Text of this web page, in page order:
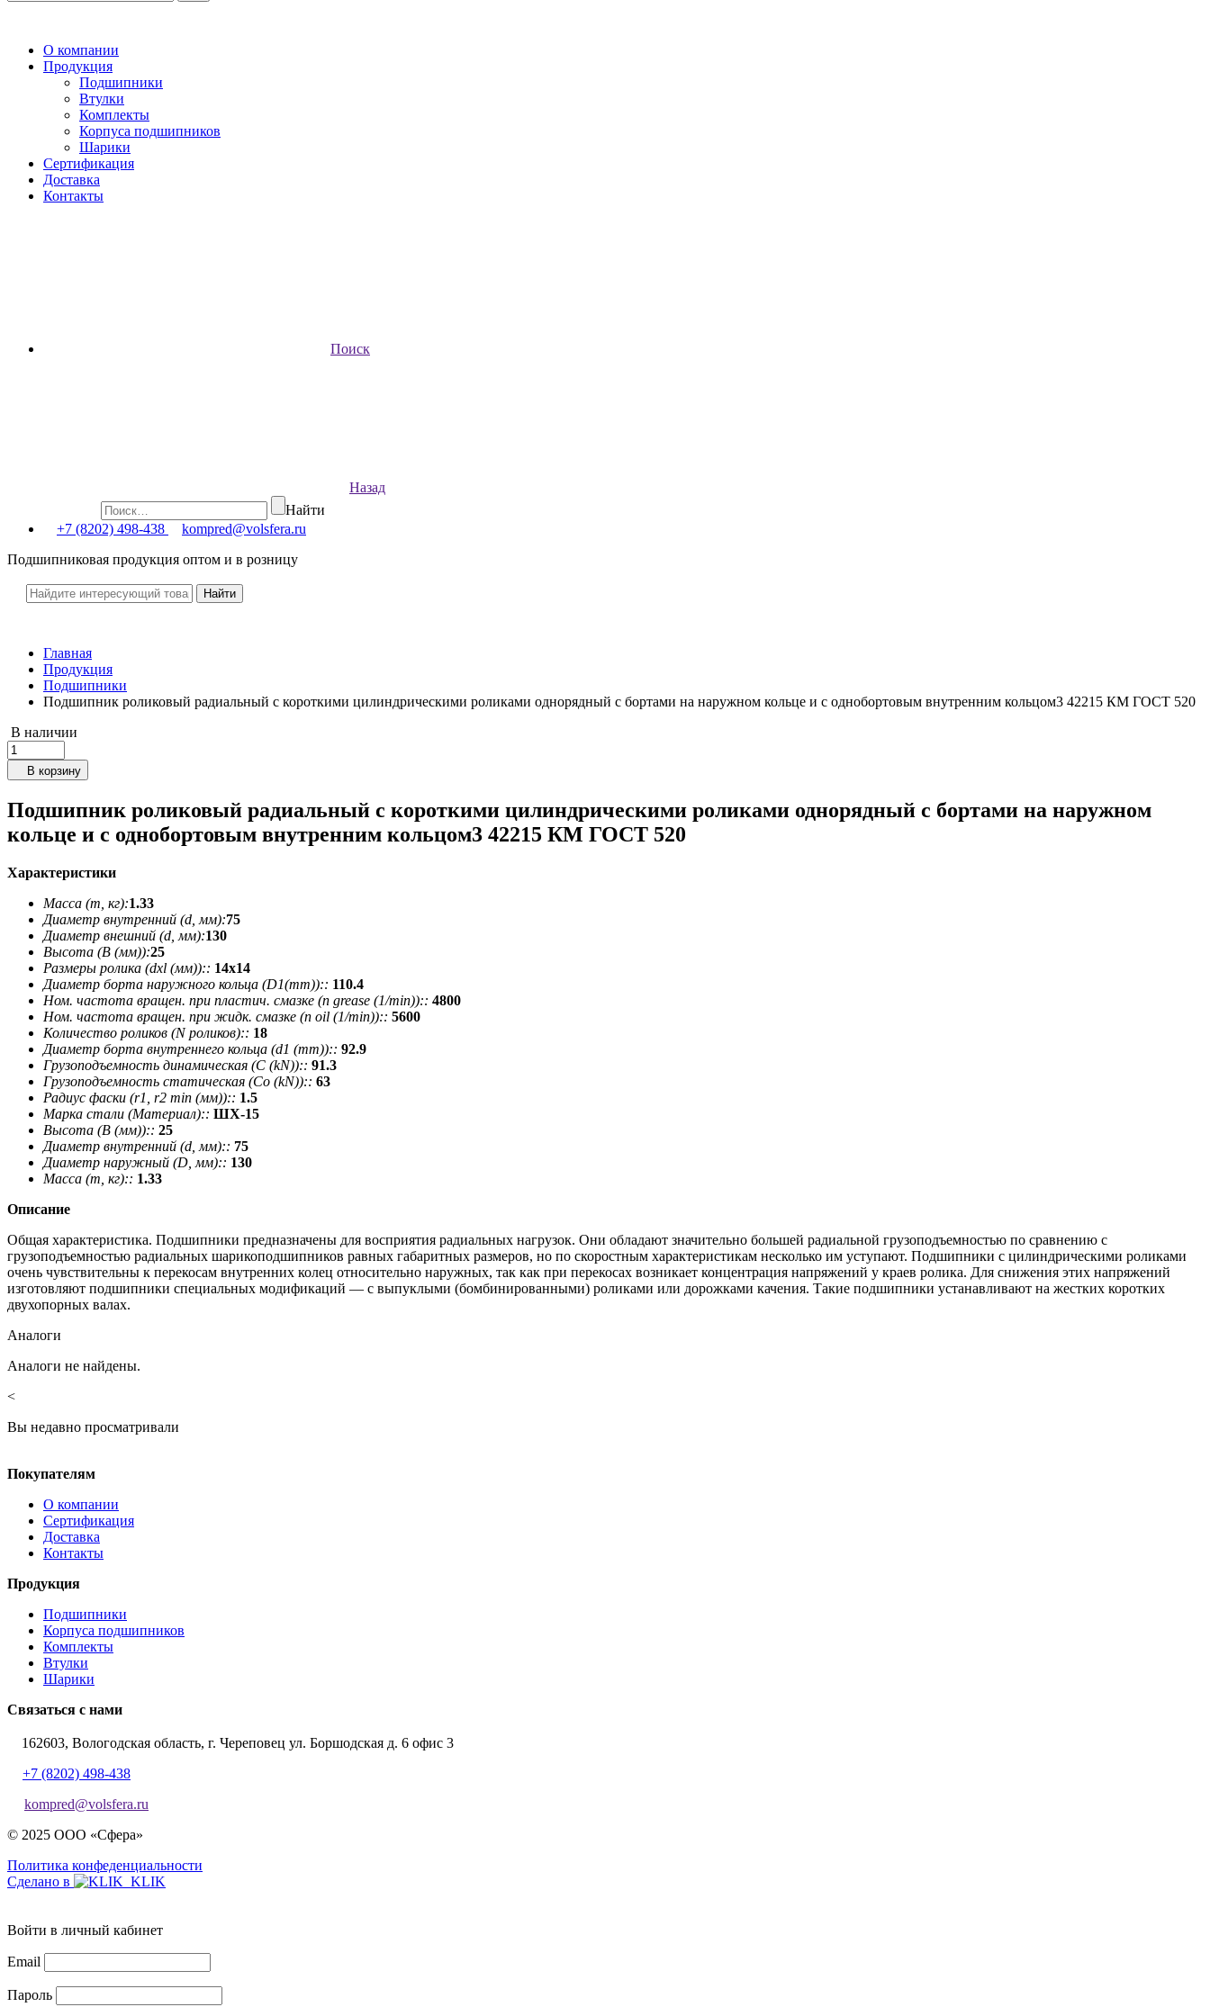
О компании
Продукция
Подшипники
Втулки
Комплекты
Корпуса подшипников
Шарики
Сертификация
Доставка
Контакты
Поиск
Назад
Найти
+7 (8202) 498-438
kompred@volsfera.ru
Подшипниковая продукция оптом и в розницу
Главная
Продукция
Подшипники
Подшипник роликовый радиальный с короткими цилиндрическими роликами однорядный с бортами на наружном кольце и с однобортовым внутренним кольцом3 42215 КМ ГОСТ 520
В наличии
В корзину
Подшипник роликовый радиальный с короткими цилиндрическими роликами однорядный с бортами на наружном
кольце и с однобортовым внутренним кольцом3 42215 КМ ГОСТ 520
Характеристики
Масса (m, кг):1.33
Диаметр внутренний (d, мм):75
Диаметр внешний (d, мм):130
Высота (В (мм)):25
Размеры ролика (dxl (мм)):: 14х14
Диаметр борта наружного кольца (D1(mm)):: 110.4
Ном. частота вращен. при пластич. смазке (n grease (1/min)):: 4800
Ном. частота вращен. при жидк. смазке (n oil (1/min)):: 5600
Количество роликов (N роликов):: 18
Диаметр борта внутреннего кольца (d1 (mm)):: 92.9
Грузоподъемность динамическая (C (kN)):: 91.3
Грузоподъемность статическая (Co (kN)):: 63
Радиус фаски (r1, r2 min (мм)):: 1.5
Марка стали (Материал):: ШХ-15
Высота (В (мм)):: 25
Диаметр внутренний (d, мм):: 75
Диаметр наружный (D, мм):: 130
Масса (m, кг):: 1.33
Описание
Общая характеристика. Подшипники предназначены для восприятия радиальных нагрузок. Они обладают значительно большей радиальной грузоподъемностью по сравнению с
грузоподъемностью радиальных шарикоподшипников равных габаритных размеров, но по скоростным характеристикам несколько им уступают. Подшипники с цилиндрическими роликами
очень чувствительны к перекосам внутренних колец относительно наружных, так как при перекосах возникает концентрация напряжений у краев ролика. Для снижения этих напряжений
изготовляют подшипники специальных модификаций — с выпуклыми (бомбинированными) роликами или дорожками качения. Такие подшипники устанавливают на жестких коротких
двухопорных валах.
Аналоги
Аналоги не найдены.
<
Вы недавно просматривали
Покупателям
О компании
Сертификация
Доставка
Контакты
Продукция
Подшипники
Корпуса подшипников
Комплекты
Втулки
Шарики
Связаться с нами
162603, Вологодская область, г. Череповец ул. Боршодская д. 6 офис 3
+7 (8202) 498-438
kompred@volsfera.ru
© 2025 ООО «Сфера»
Политика конфеденциальности
Сделано в
Войти в личный кабинет
Email
Пароль